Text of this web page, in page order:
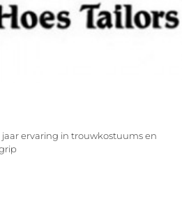
jaar ervaring in trouwkostuums en